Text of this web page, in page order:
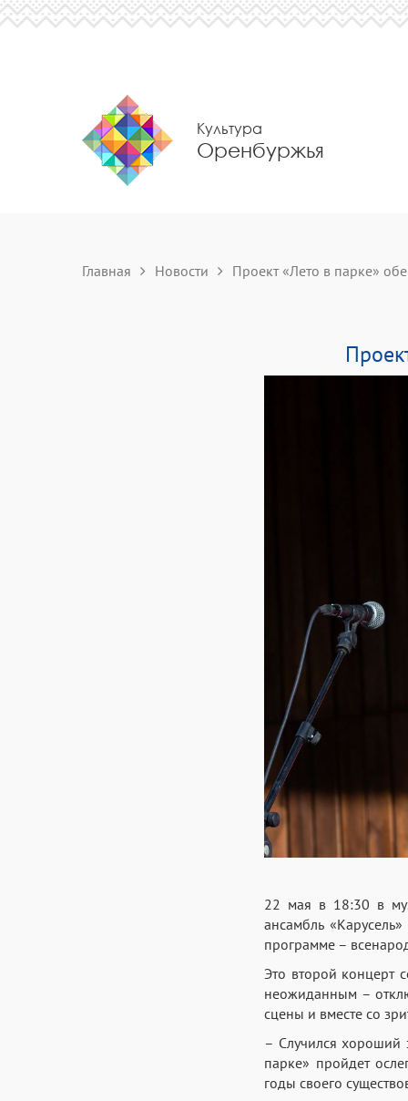
Культура
Оренбуржья
Главная Новости Проект «Лето в парке»
22 мая в 18:30 в
ансамбль
программе –
Это второй концерт
неожиданным –
сцены и вместе со
– Случился хороший
парке» пройдет
годы своего